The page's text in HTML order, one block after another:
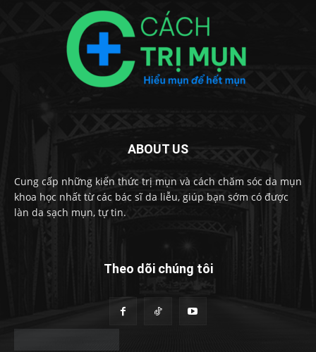
ABOUT US
Cung cấp những kiến thức trị mụn và cách chăm sóc da mụn
khoa học nhất từ các bác sĩ da liễu, giúp bạn sớm có được
làn da sạch mụn, tự tin.
Theo dõi chúng tôi